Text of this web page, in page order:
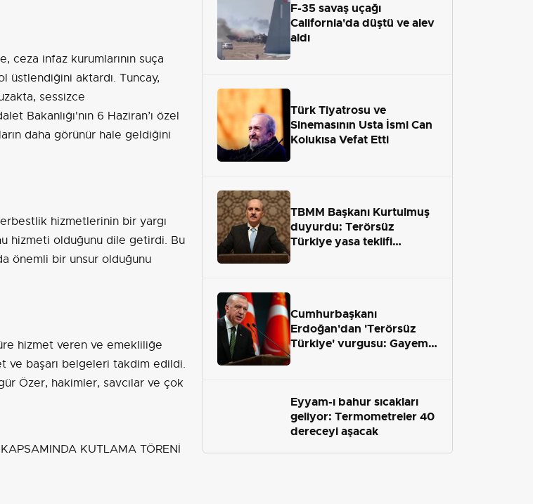
ceza infaz kurumlarının suça
üstlendiğini aktardı. Tuncay,
sessizce
Bakanlığı'nın 6 Haziran’ı özel
daha görünür hale geldiğini
hizmetlerinin bir yargı
hizmeti olduğunu dile getirdi. Bu
önemli bir unsur olduğunu
hizmet veren ve emekliliğe
ve başarı belgeleri takdim edildi.
Özer, hakimler, savcılar ve çok
F-35 savaş uçağı
California'da düştü ve alev
aldı
Türk Tiyatrosu ve
Sinemasının Usta İsmi Can
Kolukısa Vefat Etti
TBMM Başkanı Kurtulmuş
duyurdu: Terörsüz
Türkiye yasa teklifi
Cumhurbaşkanı
Erdoğan'dan 'Terörsüz
Türkiye' vurgusu: Gayemiz
Eyyam-ı bahur sıcakları
geliyor: Termometreler 40
dereceyi aşacak